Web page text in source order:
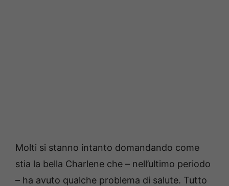
Molti si stanno intanto domandando come
stia la bella Charlene che – nell’ultimo periodo
– ha avuto qualche problema di salute. Tutto